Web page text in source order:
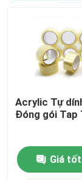
Acrylic Tự
Đóng gói Tap
Giá